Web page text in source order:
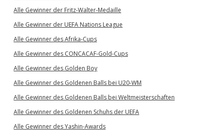
Alle Gewinner der Fritz-Walter-Medaille
Alle Gewinner der UEFA Nations League
Alle Gewinner des Afrika-Cups
Alle Gewinner des CONCACAF-Gold-Cups
Alle Gewinner des Golden Boy
Alle Gewinner des Goldenen Balls bei U20-WM
Alle Gewinner des Goldenen Balls bei Weltmeisterschaften
Alle Gewinner des Goldenen Schuhs der UEFA
Alle Gewinner des Yashin-Awards